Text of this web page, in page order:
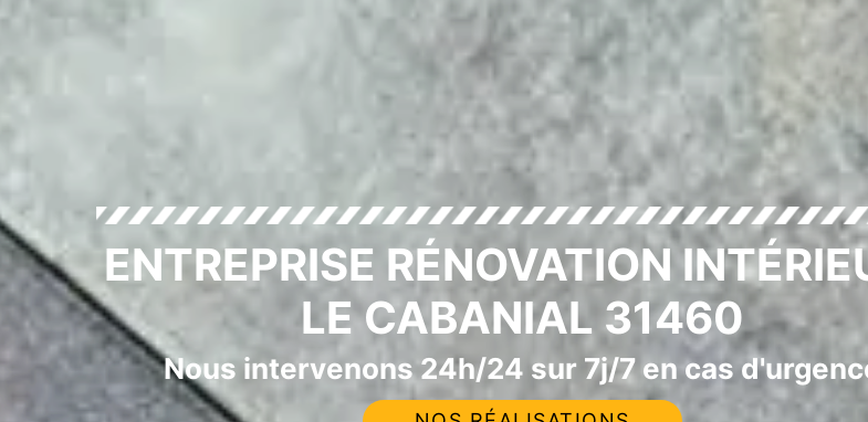
ENTREPRISE RÉNOVATION
LE CABANIAL 31460
Nous intervenons 24h/24 sur 7j/7 en cas